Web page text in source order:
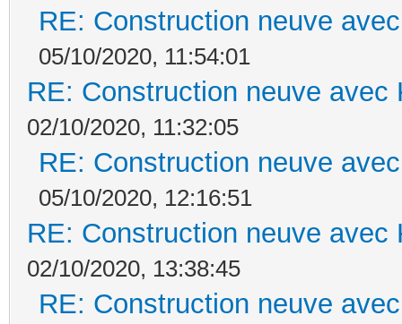
RE: Construction neuve
05/10/2020, 11:54:01
RE: Construction neuve avec
02/10/2020, 11:32:05
RE: Construction neuve
05/10/2020, 12:16:51
RE: Construction neuve avec
02/10/2020, 13:38:45
RE: Construction neuve